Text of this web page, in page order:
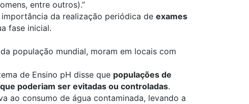
entre outros).”
da realização periódica de exames
fase inicial.
população mundial, moram em locais com
de Ensino pH disse que populações de
poderiam ser evitadas ou controladas.
ao consumo de água contaminada, levando a